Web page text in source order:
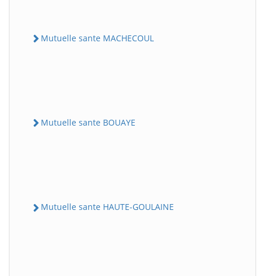
Mutuelle sante MACHECOUL
Mutuelle sante BOUAYE
Mutuelle sante HAUTE-GOULAINE